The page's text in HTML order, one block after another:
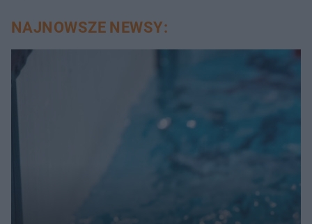
NAJNOWSZE NEWSY: